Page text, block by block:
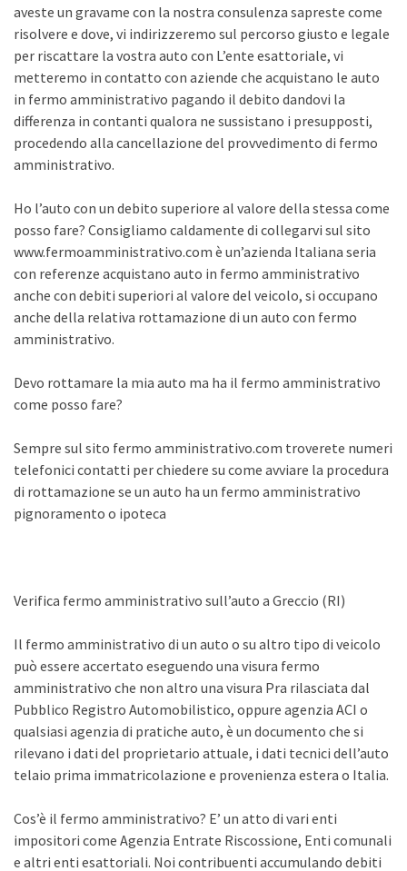
aveste un gravame con la nostra consulenza sapreste come
risolvere e dove, vi indirizzeremo sul percorso giusto e legale
per riscattare la vostra auto con L’ente esattoriale, vi
metteremo in contatto con aziende che acquistano le auto
in fermo amministrativo pagando il debito dandovi la
differenza in contanti qualora ne sussistano i presupposti,
procedendo alla cancellazione del provvedimento di fermo
amministrativo.
Ho l’auto con un debito superiore al valore della stessa come
posso fare? Consigliamo caldamente di collegarvi sul sito
www.fermoamministrativo.com è un’azienda Italiana seria
con referenze acquistano auto in fermo amministrativo
anche con debiti superiori al valore del veicolo, si occupano
anche della relativa rottamazione di un auto con fermo
amministrativo.
Devo rottamare la mia auto ma ha il fermo amministrativo
come posso fare?
Sempre sul sito fermo amministrativo.com troverete numeri
telefonici contatti per chiedere su come avviare la procedura
di rottamazione se un auto ha un fermo amministrativo
pignoramento o ipoteca
Verifica fermo amministrativo sull’auto a Greccio (RI)
Il fermo amministrativo di un auto o su altro tipo di veicolo
può essere accertato eseguendo una visura fermo
amministrativo che non altro una visura Pra rilasciata dal
Pubblico Registro Automobilistico, oppure agenzia ACI o
qualsiasi agenzia di pratiche auto, è un documento che si
rilevano i dati del proprietario attuale, i dati tecnici dell’auto
telaio prima immatricolazione e provenienza estera o Italia.
Cos’è il fermo amministrativo? E’ un atto di vari enti
impositori come Agenzia Entrate Riscossione, Enti comunali
e altri enti esattoriali. Noi contribuenti accumulando debiti